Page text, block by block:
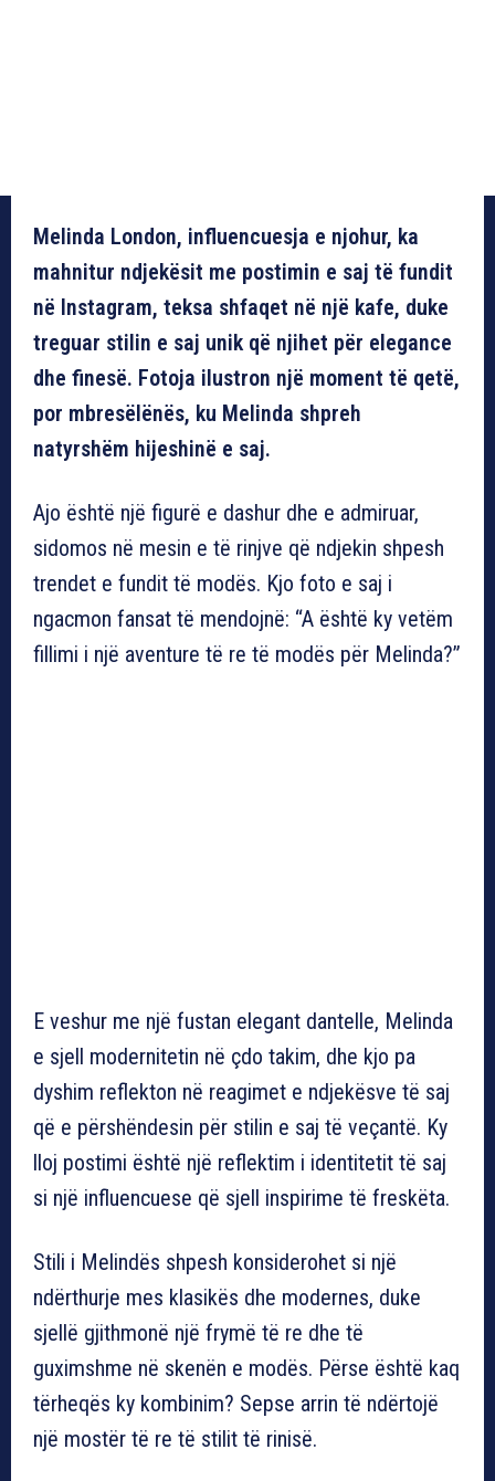
Melinda London, influencuesja e njohur, ka
mahnitur ndjekësit me postimin e saj të fundit
në Instagram, teksa shfaqet në një kafe, duke
treguar stilin e saj unik që njihet për elegance
dhe finesë. Fotoja ilustron një moment të qetë,
por mbresëlënës, ku Melinda shpreh
natyrshëm hijeshinë e saj.
Ajo është një figurë e dashur dhe e admiruar,
sidomos në mesin e të rinjve që ndjekin shpesh
trendet e fundit të modës. Kjo foto e saj i
ngacmon fansat të mendojnë: “A është ky vetëm
fillimi i një aventure të re të modës për Melinda?”
E veshur me një fustan elegant dantelle, Melinda
e sjell modernitetin në çdo takim, dhe kjo pa
dyshim reflekton në reagimet e ndjekësve të saj
që e përshëndesin për stilin e saj të veçantë. Ky
lloj postimi është një reflektim i identitetit të saj
si një influencuese që sjell inspirime të freskëta.
Stili i Melindës shpesh konsiderohet si një
ndërthurje mes klasikës dhe modernes, duke
sjellë gjithmonë një frymë të re dhe të
guximshme në skenën e modës. Përse është kaq
tërheqës ky kombinim? Sepse arrin të ndërtojë
një mostër të re të stilit të rinisë.